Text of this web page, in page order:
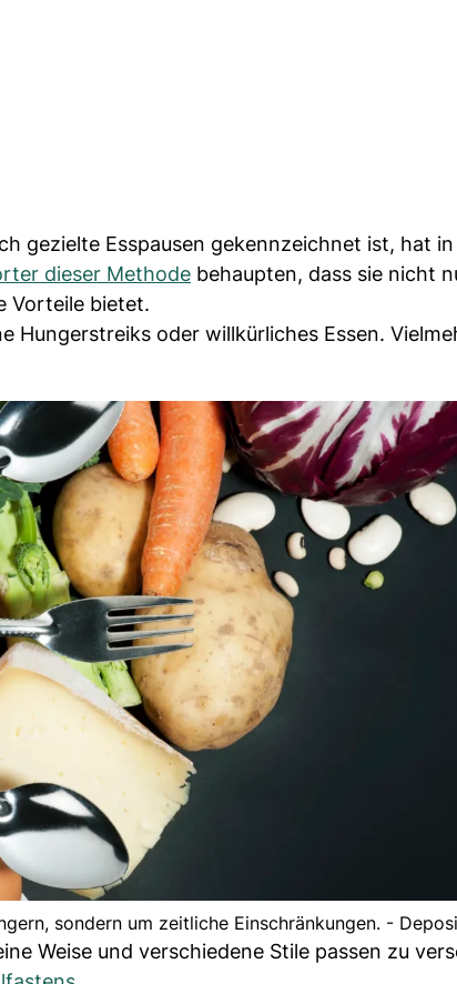
gezielte Esspausen gekennzeichnet ist, hat
dieser Methode behaupten, dass sie nicht
Vorteile bietet.
Hungerstreiks oder willkürliches Essen.
sondern um zeitliche Einschränkungen. -
Weise und verschiedene Stile passen zu